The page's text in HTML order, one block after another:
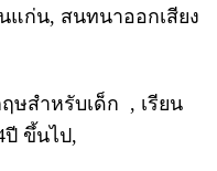
แก่น, สนทนาออกเสียง
ษสำหรับเด็ก , เรียน
ปี ขึ้นไป,